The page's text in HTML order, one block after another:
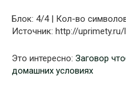
Блок: 4/4 | Кол-во
Источник: http://
Это интересно: Заговор
домашних условиях